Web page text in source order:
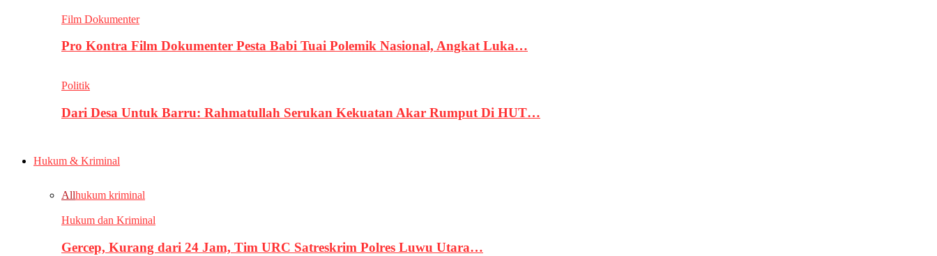
Film Dokumenter
Pro Kontra Film Dokumenter Pesta Babi Tuai Polemik Nasional, Angkat Luka…
Politik
Dari Desa Untuk Barru: Rahmatullah Serukan Kekuatan Akar Rumput Di HUT…
Hukum & Kriminal
Allhukum kriminal
Hukum dan Kriminal
Gercep, Kurang dari 24 Jam, Tim URC Satreskrim Polres Luwu Utara…